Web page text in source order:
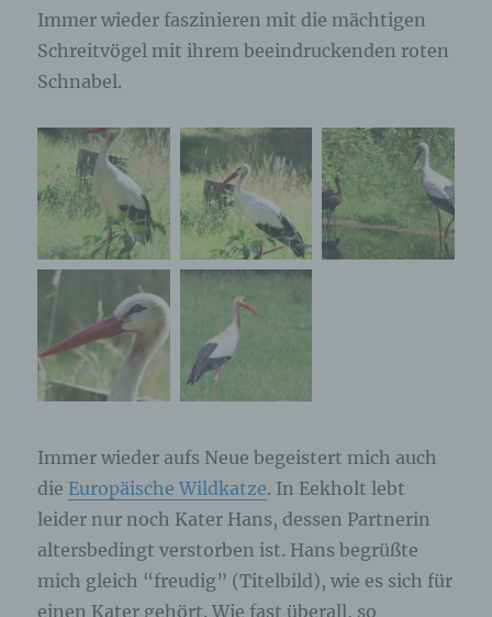
Immer wieder faszinieren mit die mächtigen
Schreitvögel mit ihrem beeindruckenden roten
Schnabel.
Immer wieder aufs Neue begeistert mich auch
die Europäische Wildkatze. In Eekholt lebt
leider nur noch Kater Hans, dessen Partnerin
altersbedingt verstorben ist. Hans begrüßte
mich gleich “freudig” (Titelbild), wie es sich für
einen Kater gehört. Wie fast überall, so